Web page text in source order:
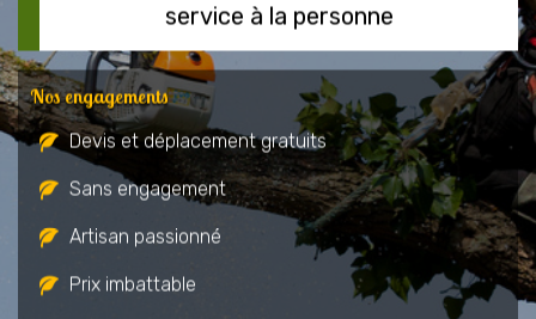
service à la personne
Nos engagements
Devis et déplacement gratuits
Sans engagement
Artisan passionné
Prix imbattable